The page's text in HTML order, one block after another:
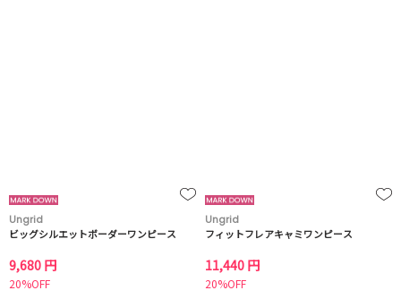
Ungrid
ビッグシルエットボーダーワンピース
9,680 円
20%OFF
Ungrid
フィットフレアキャミワンピース
11,440 円
20%OFF